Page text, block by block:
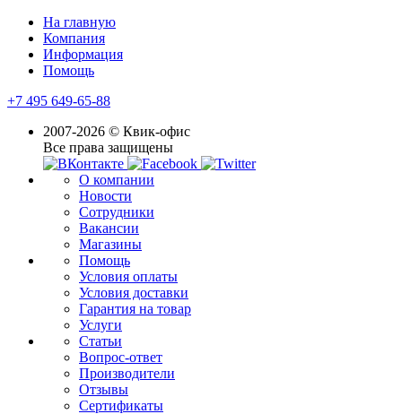
На главную
Компания
Информация
Помощь
+7 495 649-65-88
2007-2026 © Квик-офис
Все права защищены
О компании
Новости
Сотрудники
Вакансии
Магазины
Помощь
Условия оплаты
Условия доставки
Гарантия на товар
Услуги
Статьи
Вопрос-ответ
Производители
Отзывы
Сертификаты